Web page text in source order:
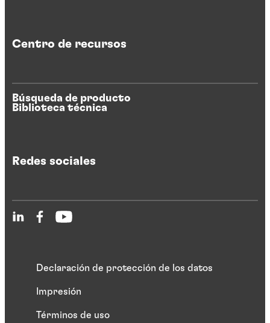
Centro de recursos
Búsqueda de producto
Biblioteca técnica
Redes sociales
Declaración de protección de los datos
Impresión
Términos de uso